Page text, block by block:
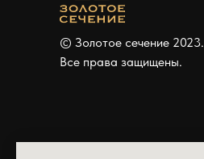
© Золотое сечение 2023.
Все права защищены.